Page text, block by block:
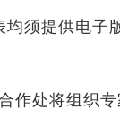
均须提供电子
作处将组织